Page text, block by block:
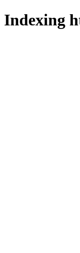
Indexing